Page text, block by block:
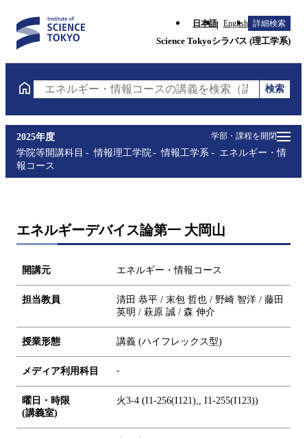
日本語 English 詳細検索
Science Tokyoシラバス (理工学系)
エネルギー・情報コースの講義を検索（講義名・科
検索
学部・課程を開閉
2025年度
学院等開講科目
情報理工学院 情報工学系
エネルギー・情
報コース
エネルギーデバイス論第一 大岡山
開講元 エネルギー・情報コース
担当教員
清田 恭平 / 末包 哲也 / 野崎 智洋 / 藤田
英明 / 萩原 誠 / 森 伸介
授業形態 講義 (ハイフレックス型)
メディア利用科目 -
曜日・時限
(講義室)
火3-4 (I1-256(I121),, I1-255(I123))